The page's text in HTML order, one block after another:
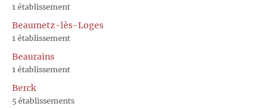
1 établissement
Beaumetz-lès-Loges
1 établissement
Beaurains
1 établissement
Berck
5 établissements